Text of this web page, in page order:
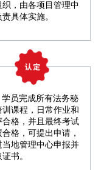
织，由各项目管理中
具体实施。
学员完成所有法务秘
训课程，日常作业和
合格，并且最终考试
合格，可提出申请，
当地管理中心申报并
书。